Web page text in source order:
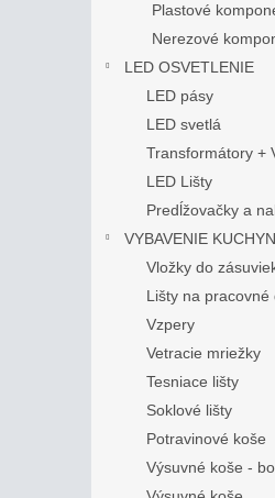
Plastové
Nerezové
LED OSVETLENIE
LED pásy
LED svetlá
Transformátory +
LED Lišty
Predĺžovačky a
VYBAVENIE
Vložky do
Lišty na pracovné
Vzpery
Vetracie mriežky
Tesniace lišty
Soklové lišty
Potravinové koše
Výsuvné koše -